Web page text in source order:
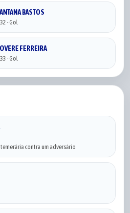
BASTOS
- Gol
FERREIRA
- Gol
contra um adversário